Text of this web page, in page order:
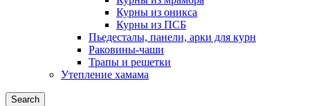
Курны из оникса
Курны из ПСБ
Пьедесталы, панели, арки для курн
Раковины-чаши
Трапы и решетки
Утепление хамама
Search